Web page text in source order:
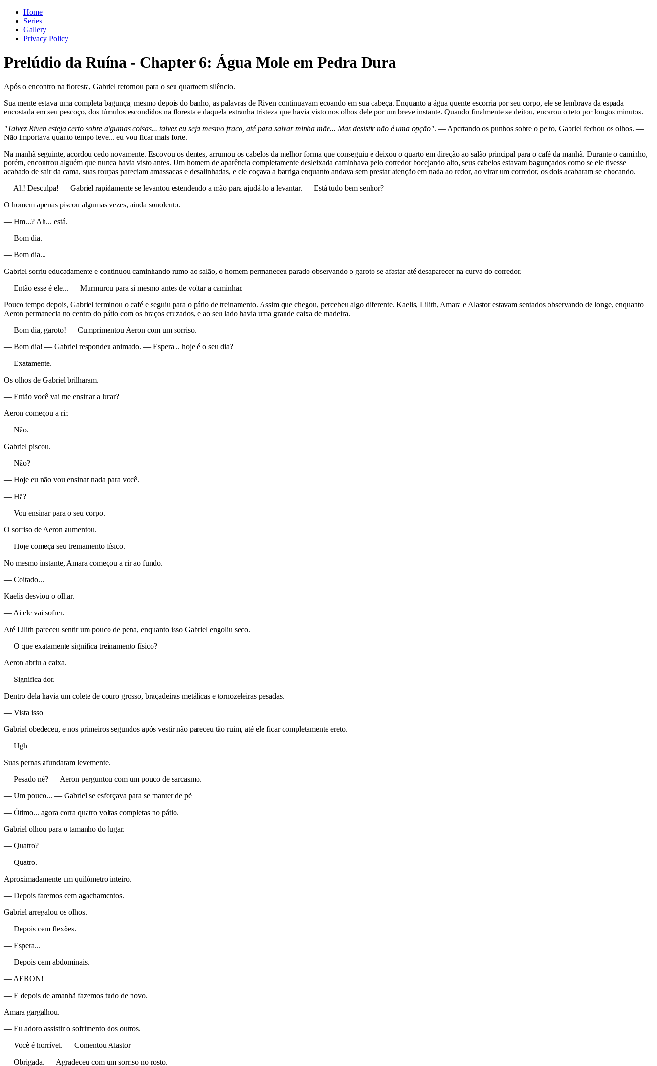
Home
Series
Gallery
Privacy Policy
Prelúdio da Ruína - Chapter 6: Água Mole em Pedra Dura
Após o encontro na floresta, Gabriel retornou para o seu quartoem silêncio.
Sua mente estava uma completa bagunça, mesmo depois do banho, as palavras de Riven continuavam ecoando em sua cabeça. Enquanto a água quente escorria por seu corpo, ele se lembrava da espada
encostada em seu pescoço, dos túmulos escondidos na floresta e daquela estranha tristeza que havia visto nos olhos dele por um breve instante. Quando finalmente se deitou, encarou o teto por longos minutos.
"Talvez Riven esteja certo sobre algumas coisas... talvez eu seja mesmo fraco, até para salvar minha mãe... Mas desistir não é uma opção". — Apertando os punhos sobre o peito, Gabriel fechou os olhos. —
Não importava quanto tempo leve... eu vou ficar mais forte.
Na manhã seguinte, acordou cedo novamente. Escovou os dentes, arrumou os cabelos da melhor forma que conseguiu e deixou o quarto em direção ao salão principal para o café da manhã. Durante o caminho,
porém, encontrou alguém que nunca havia visto antes. Um homem de aparência completamente desleixada caminhava pelo corredor bocejando alto, seus cabelos estavam bagunçados como se ele tivesse
acabado de sair da cama, suas roupas pareciam amassadas e desalinhadas, e ele coçava a barriga enquanto andava sem prestar atenção em nada ao redor, ao virar um corredor, os dois acabaram se chocando.
— Ah! Desculpa! — Gabriel rapidamente se levantou estendendo a mão para ajudá-lo a levantar. — Está tudo bem senhor?
O homem apenas piscou algumas vezes, ainda sonolento.
— Hm...? Ah... está.
— Bom dia.
— Bom dia...
Gabriel sorriu educadamente e continuou caminhando rumo ao salão, o homem permaneceu parado observando o garoto se afastar até desaparecer na curva do corredor.
— Então esse é ele... — Murmurou para si mesmo antes de voltar a caminhar.
Pouco tempo depois, Gabriel terminou o café e seguiu para o pátio de treinamento. Assim que chegou, percebeu algo diferente. Kaelis, Lilith, Amara e Alastor estavam sentados observando de longe, enquanto
Aeron permanecia no centro do pátio com os braços cruzados, e ao seu lado havia uma grande caixa de madeira.
— Bom dia, garoto! — Cumprimentou Aeron com um sorriso.
— Bom dia! — Gabriel respondeu animado. — Espera... hoje é o seu dia?
— Exatamente.
Os olhos de Gabriel brilharam.
— Então você vai me ensinar a lutar?
Aeron começou a rir.
— Não.
Gabriel piscou.
— Não?
— Hoje eu não vou ensinar nada para você.
— Hã?
— Vou ensinar para o seu corpo.
O sorriso de Aeron aumentou.
— Hoje começa seu treinamento físico.
No mesmo instante, Amara começou a rir ao fundo.
— Coitado...
Kaelis desviou o olhar.
— Ai ele vai sofrer.
Até Lilith pareceu sentir um pouco de pena, enquanto isso Gabriel engoliu seco.
— O que exatamente significa treinamento físico?
Aeron abriu a caixa.
— Significa dor.
Dentro dela havia um colete de couro grosso, braçadeiras metálicas e tornozeleiras pesadas.
— Vista isso.
Gabriel obedeceu, e nos primeiros segundos após vestir não pareceu tão ruim, até ele ficar completamente ereto.
— Ugh...
Suas pernas afundaram levemente.
— Pesado né? — Aeron perguntou com um pouco de sarcasmo.
— Um pouco... — Gabriel se esforçava para se manter de pé
— Ótimo... agora corra quatro voltas completas no pátio.
Gabriel olhou para o tamanho do lugar.
— Quatro?
— Quatro.
Aproximadamente um quilômetro inteiro.
— Depois faremos cem agachamentos.
Gabriel arregalou os olhos.
— Depois cem flexões.
— Espera...
— Depois cem abdominais.
— AERON!
— E depois de amanhã fazemos tudo de novo.
Amara gargalhou.
— Eu adoro assistir o sofrimento dos outros.
— Você é horrível. — Comentou Alastor.
— Obrigada. — Agradeceu com um sorriso no rosto.